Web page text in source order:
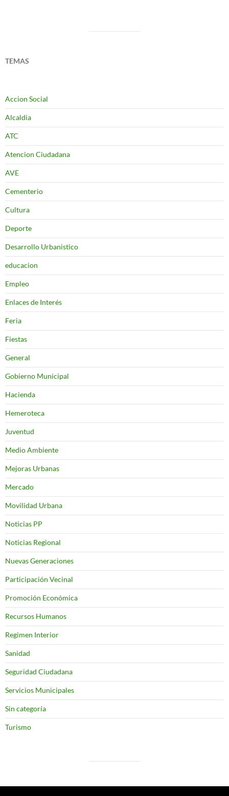
TEMAS
Accion Social
Alcaldia
ATC
Atencion Ciudadana
AVE
Cementerio
Cultura
Deporte
Desarrollo Urbanistico
educacion
Empleo
Enlaces de Interés
Feria
Fiestas
General
Gobierno Municipal
Hacienda
Hemeroteca
Juventud
Medio Ambiente
Mejoras Urbanas
Mercado
Movilidad Urbana
Noticias PP
Noticias Regional
Nuevas Generaciones
Participación Vecinal
Promoción Económica
Recursos Humanos
Regimen Interior
Sanidad
Seguridad Ciudadana
Servicios Municipales
Sin categoría
Turismo